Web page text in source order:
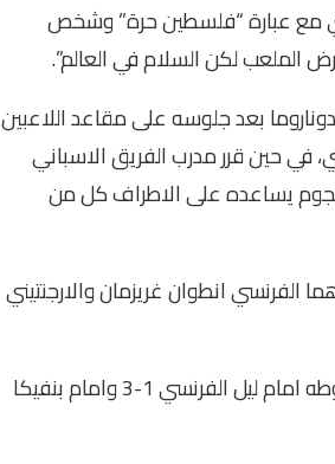
مع عبارة “فلسطين حرة” وشخص
الملعب لكن السلام في العالم”.
بعد جلوسه على مقاعد اللاعبين
في حين قرر مدرب الفريق الاسباني
يساعده على الاطراف كل من
الفرنسي انطوان غريزمان والارجنتيني
دخل اتلتيكو المباراة بعد صفعتين في الجولتين الماضيتين بسقوطه امام ليل الفرنسي 1-3 وامام بنفيكا